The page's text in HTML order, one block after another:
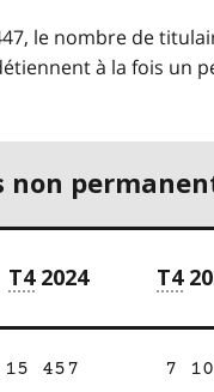
le nombre de
à la fois un
non
T42024 T4
15 457 7